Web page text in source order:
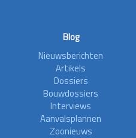
Blog
Nieuwsberichten
Artikels
Dossiers
Bouwdossiers
Interviews
Aanvalsplannen
Zoonieuws